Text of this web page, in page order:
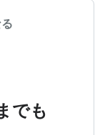
でも